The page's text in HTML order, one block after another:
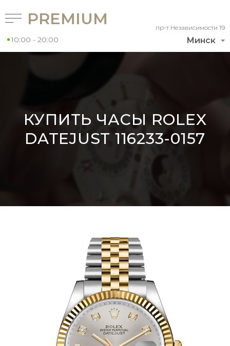
Минск
пр-т Независимости 19
PREMIUM
10:00 - 20:00
КУПИТЬ ЧАСЫ ROLEX
DATEJUST 116233-0157